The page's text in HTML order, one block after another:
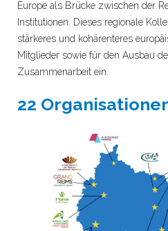
Europe als Brücke zwischen der
Institutionen.
Dieses regionale
stärkeres und kohärenteres
Mitglieder sowie für den Ausbau
Zusammenarbeit ein.
22